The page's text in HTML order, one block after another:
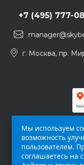
+7 (495) 777-
г. Москва, пр.
Мы используем
возможность
пользователем.
соглашаетесь на